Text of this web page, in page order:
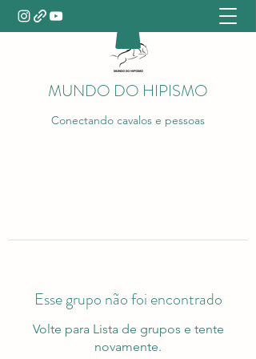
MUNDO DO HIPISMO
Conectando cavalos e pessoas
Esse grupo não foi encontrado
Volte para Lista de grupos e tente
novamente.